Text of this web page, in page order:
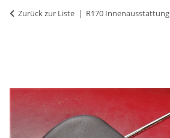
Zurück zur Liste R170 Innenausstattung